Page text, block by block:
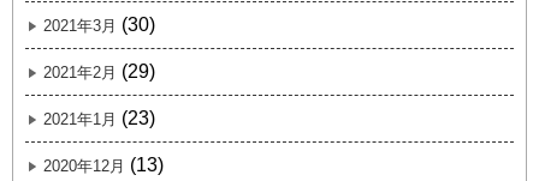
2021年3月 (30)
2021年2月 (29)
2021年1月 (23)
2020年12月 (13)